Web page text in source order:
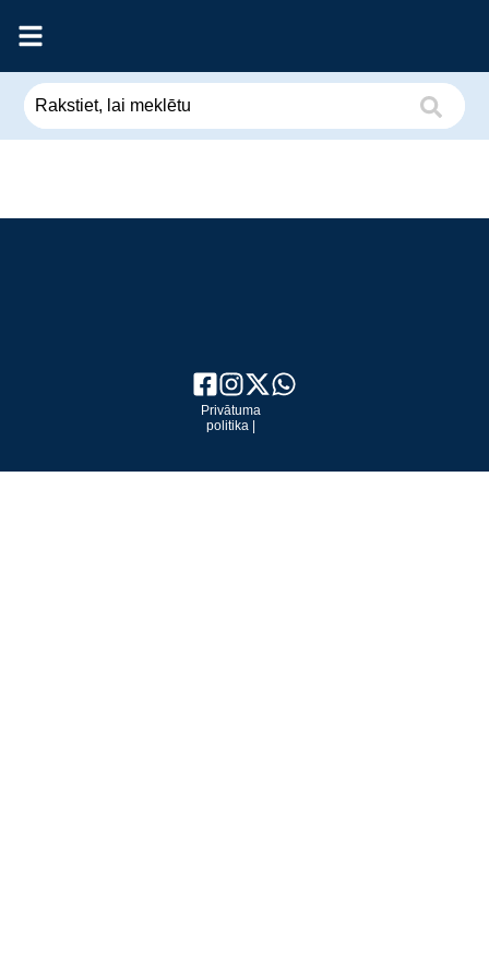
Privātuma
politika